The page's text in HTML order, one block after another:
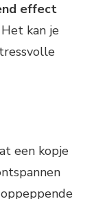
effect
Het kan je
een kopje